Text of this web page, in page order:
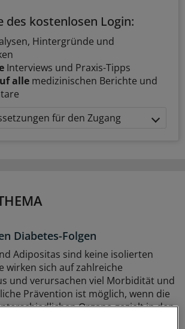
des kostenlosen Login:
Hintergründe und
Interviews und Praxis-Tipps
alle medizinischen Berichte und
für den Zugang
Diabetes-Folgen
Adipositas sind keine isolierten
wirken sich auf zahlreiche
und verursachen viel Morbidität und
Prävention ist möglich, wenn die
Organe gezielt in den